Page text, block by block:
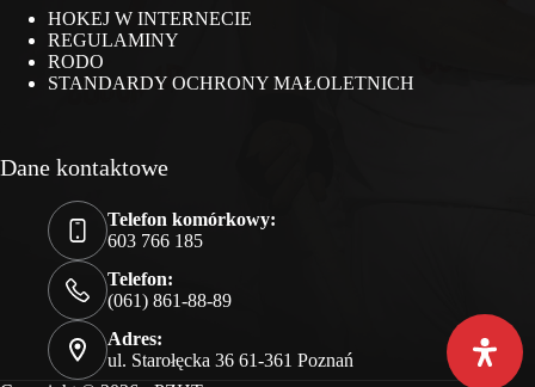
HOKEJ W INTERNECIE
REGULAMINY
RODO
STANDARDY OCHRONY MAŁOLETNICH
Dane kontaktowe
Telefon komórkowy:
603 766 185
Telefon:
(061) 861-88-89
Adres:
ul. Starołęcka 36 61-361 Poznań